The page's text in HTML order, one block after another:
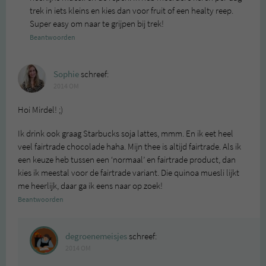
trek in iets kleins en kies dan voor fruit of een healty reep.
Super easy om naar te grijpen bij trek!
Beantwoorden
Sophieschreef:
Hoi Mirdel! ;)
Ik drink ook graag Starbucks soja lattes, mmm. En ik eet heel
veel fairtrade chocolade haha. Mijn thee is altijd fairtrade. Als ik
een keuze heb tussen een ‘normaal’ en fairtrade product, dan
kies ik meestal voor de fairtrade variant. Die quinoa muesli lijkt
me heerlijk, daar ga ik eens naar op zoek!
Beantwoorden
degroenemeisjesschreef: